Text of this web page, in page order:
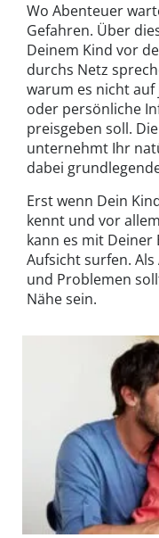
Wo Abenteuer
Gefahren. Über
Deinem Kind vor
durchs Netz
warum es nicht auf
oder persönliche
preisgeben soll.
unternehmt Ihr
dabei
Erst wenn Dein
kennt und vor
kann es mit Deiner
Aufsicht surfen.
und Problemen
Nähe sein.